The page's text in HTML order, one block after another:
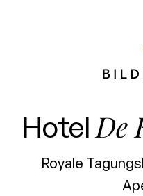
HotelDe
Royale